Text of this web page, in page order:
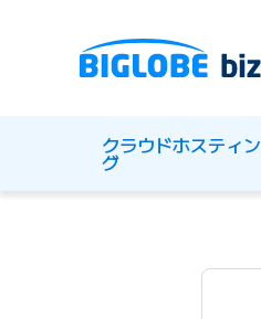
クラウドホスティン
グ